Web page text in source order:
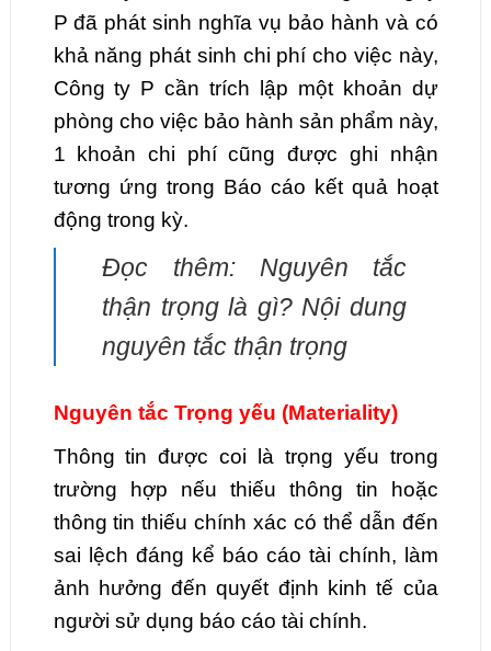
P đã phát sinh nghĩa vụ bảo hành và có
khả năng phát sinh chi phí cho việc này,
Công ty P cần trích lập một khoản dự
phòng cho việc bảo hành sản phẩm này,
1 khoản chi phí cũng được ghi nhận
tương ứng trong Báo cáo kết quả hoạt
động trong kỳ.
Đọc thêm: Nguyên tắc
thận trọng là gì? Nội dung
nguyên tắc thận trọng
Nguyên tắc Trọng yếu (Materiality)
Thông tin được coi là trọng yếu trong
trường hợp nếu thiếu thông tin hoặc
thông tin thiếu chính xác có thể dẫn đến
sai lệch đáng kể báo cáo tài chính, làm
ảnh hưởng đến quyết định kinh tế của
người sử dụng báo cáo tài chính.